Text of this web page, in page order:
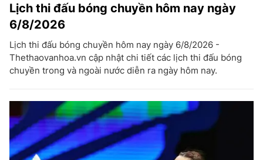
Lịch thi đấu bóng chuyền hôm nay ngày
6/8/2026
Lịch thi đấu bóng chuyền hôm nay ngày 6/8/2026 -
Thethaovanhoa.vn cập nhật chi tiết các lịch thi đấu bóng
chuyền trong và ngoài nước diễn ra ngày hôm nay.